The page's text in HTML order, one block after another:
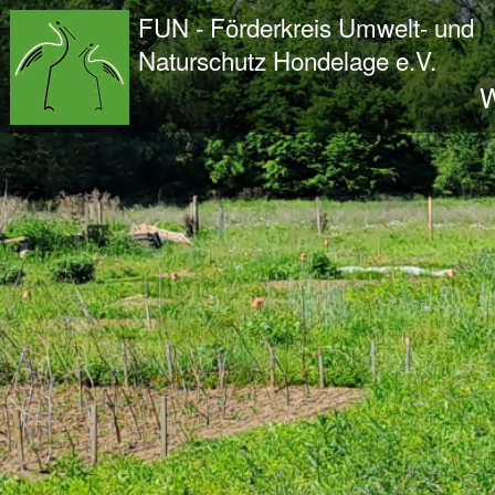
Wir - der FUN
Der Verein
Entstehung und Geschichte
Kontakt
Der Vorstand
Orts- und Arbeitsgruppen
Bundesfreiwilligendienst und Freiwilliges
Satzung und Leitbild
Veröffentlichungen
Projekte und Aktivitäten
Initiative Langes Leben
Urwald Hondelage
Togo - ein Projekt in Afrika
GAK-Projekte
Nistkästen
FUN - Förderkreis Umwelt- und
Naturschutz Hondelage e.V.